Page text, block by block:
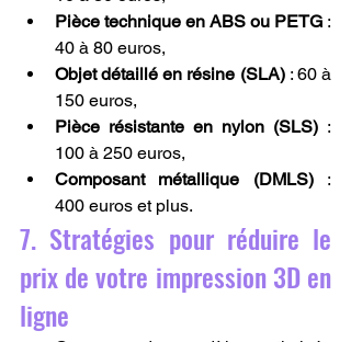
Pièce technique en ABS ou PETG :
40 à 80 euros,
Objet détaillé en résine (SLA) : 60 à
150 euros,
Pièce résistante en nylon (SLS) :
100 à 250 euros,
Composant métallique (DMLS) :
400 euros et plus.
7. Stratégies pour réduire le
prix de votre impression 3D en
ligne